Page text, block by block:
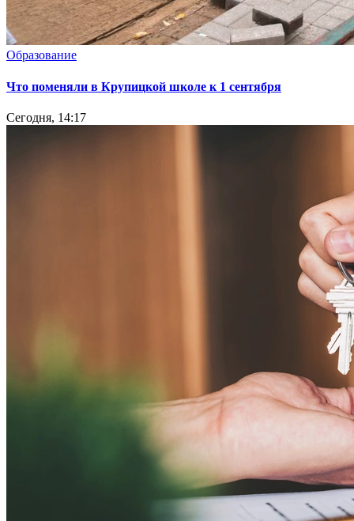
Образование
Что поменяли в Крупицкой школе к 1 сентября
Сегодня, 14:17